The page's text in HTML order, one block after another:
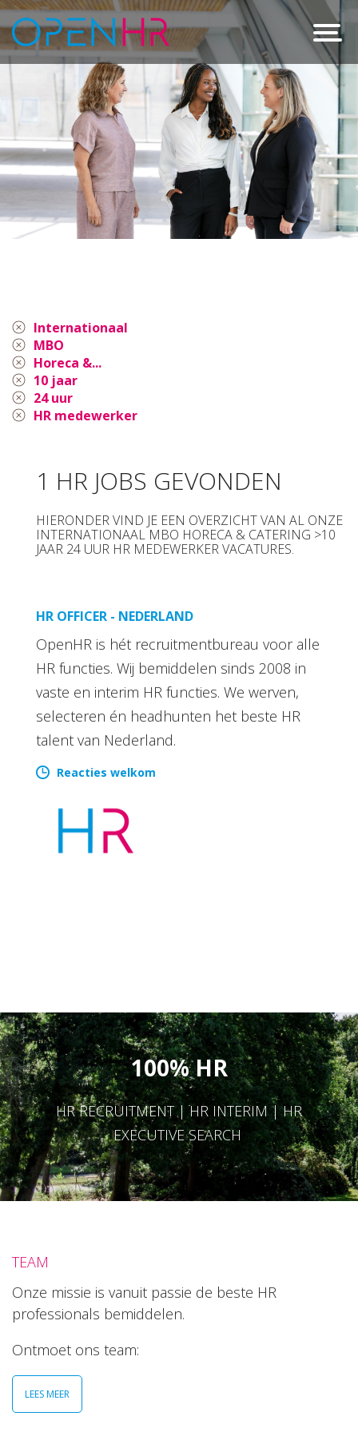
Internationaal
MBO
Horeca &...
10 jaar
24 uur
HR medewerker
1 HR JOBS GEVONDEN
HIERONDER VIND JE EEN OVERZICHT VAN AL ONZE
INTERNATIONAAL MBO HORECA & CATERING >10
JAAR 24 UUR HR MEDEWERKER VACATURES.
HR OFFICER - NEDERLAND
OpenHR is hét recruitmentbureau voor alle
HR functies. Wij bemiddelen sinds 2008 in
vaste en interim HR functies. We werven,
selecteren én headhunten het beste HR
talent van Nederland.
Reacties welkom
100% HR
HR RECRUITMENT | HR INTERIM | HR
EXECUTIVE SEARCH
TEAM
Onze missie is vanuit passie de beste HR
professionals bemiddelen.
Ontmoet ons team:
LEES MEER